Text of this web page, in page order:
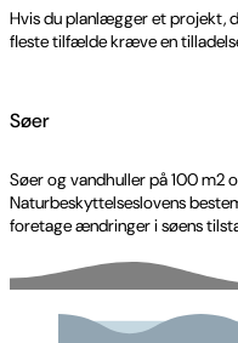
Hvis du planlægger et projekt,
fleste tilfælde kræve en
Søer
Søer og vandhuller på 100 m2
Naturbeskyttelseslovens
foretage ændringer i søens